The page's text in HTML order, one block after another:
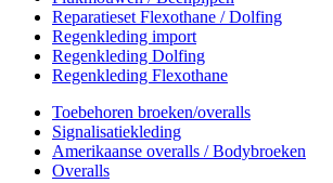
Reparatieset Flexothane / Dolfing
Regenkleding import
Regenkleding Dolfing
Regenkleding Flexothane
Toebehoren broeken/overalls
Signalisatiekleding
Amerikaanse overalls / Bodybroeken
Overalls